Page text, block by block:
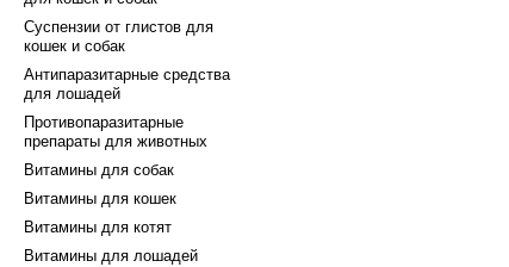
Суспензии от глистов для
кошек и собак
Антипаразитарные средства
для лошадей
Противопаразитарные
препараты для животных
Витамины для собак
Витамины для кошек
Витамины для котят
Витамины для лошадей